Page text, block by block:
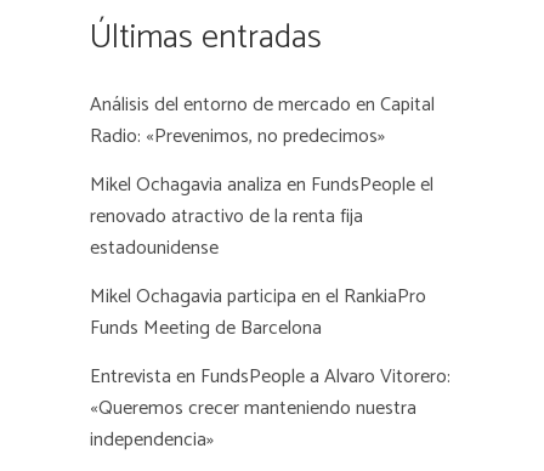
Últimas entradas
Análisis del entorno de mercado en Capital
Radio: «Prevenimos, no predecimos»
Mikel Ochagavia analiza en FundsPeople el
renovado atractivo de la renta fija
estadounidense
Mikel Ochagavia participa en el RankiaPro
Funds Meeting de Barcelona
Entrevista en FundsPeople a Alvaro Vitorero:
«Queremos crecer manteniendo nuestra
independencia»